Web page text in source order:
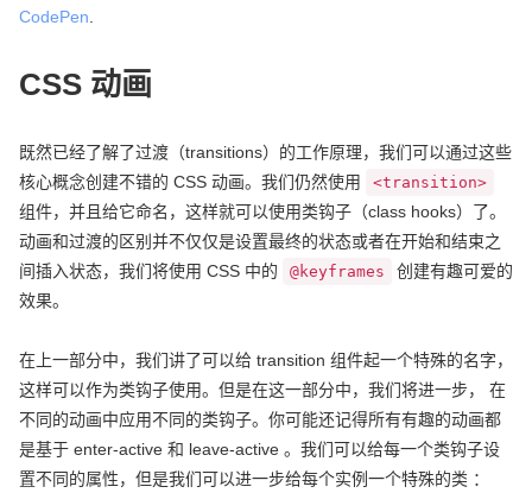
CodePen
CSS 动画
既然已经了解了过渡（transitions）的工作原理，我们可以通过这些
核心概念创建不错的 CSS 动画。我们仍然使用
<transition>
组件，并且给它命名，这样就可以使用类钩子（class hooks）了。
动画和过渡的区别并不仅仅是设置最终的状态或者在开始和结束之
间插入状态，我们将使用 CSS 中的
@keyframes
创建有趣可爱的
效果。
在上一部分中，我们讲了可以给 transition 组件起一个特殊的名字，
这样可以作为类钩子使用。但是在这一部分中，我们将进一步， 在
不同的动画中应用不同的类钩子。你可能还记得所有有趣的动画都
是基于 enter-active 和 leave-active 。我们可以给每一个类钩子设
置不同的属性，但是我们可以进一步给每个实例一个特殊的类 ：